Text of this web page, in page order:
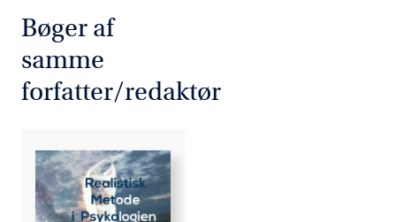
Bøger af
samme
forfatter/redaktør